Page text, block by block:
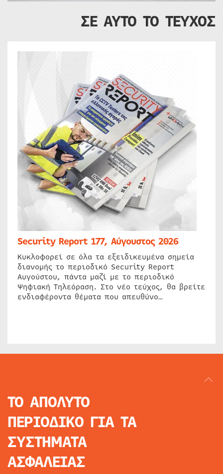
ΣΕ ΑΥΤΟ ΤΟ ΤΕΥΧΟΣ
Security Report 177, Αύγουστος 2026
Κυκλοφορεί σε όλα τα εξειδικευμένα σημεία
διανομής το περιοδικό Security Report
Αυγούστου, πάντα μαζί με το περιοδικό
Ψηφιακή Τηλεόραση. Στο νέο τεύχος, θα βρείτε
ενδιαφέροντα θέματα που απευθύνο…
ΤΟ ΑΠΟΛΥΤΟ
ΠΕΡΙΟΔΙΚΟ ΓΙΑ ΤΑ
ΣΥΣΤΗΜΑΤΑ
ΑΣΦΑΛΕΙΑΣ